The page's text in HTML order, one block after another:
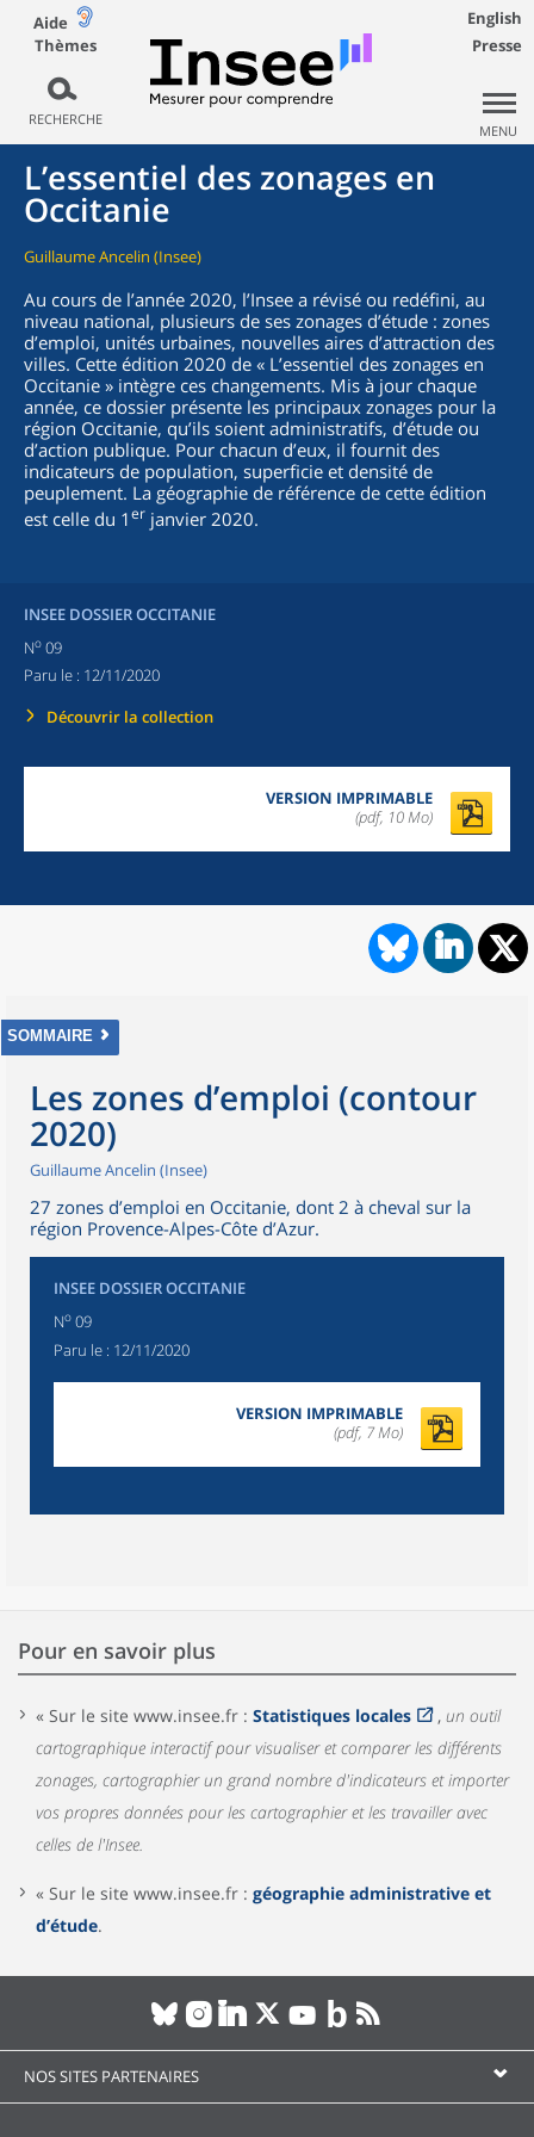
Aide
Thèmes
RECHERCHE
English
Presse
MENU
L’essentiel des zonages en
Occitanie
Guillaume Ancelin (Insee)
Au cours de l’année 2020, l’Insee a révisé ou redéfini, au
niveau national, plusieurs de ses zonages d’étude : zones
d’emploi, unités urbaines, nouvelles aires d’attraction des
villes. Cette édition 2020 de « L’essentiel des zonages en
Occitanie » intègre ces changements. Mis à jour chaque
année, ce dossier présente les principaux zonages pour la
région Occitanie, qu’ils soient administratifs, d’étude ou
d’action publique. Pour chacun d’eux, il fournit des
indicateurs de population, superficie et densité de
peuplement. La géographie de référence de cette édition
est celle du 1er janvier 2020.
INSEE DOSSIER OCCITANIE
No 09
Paru le : 12/11/2020
Découvrir la collection
VERSION IMPRIMABLE
(pdf, 10 Mo)
SOMMAIRE
Les zones d’emploi (contour
2020)
Guillaume Ancelin (Insee)
27 zones d’emploi en Occitanie, dont 2 à cheval sur la
région Provence-Alpes-Côte d’Azur.
INSEE DOSSIER OCCITANIE
No 09
Paru le : 12/11/2020
VERSION IMPRIMABLE
(pdf, 7 Mo)
Pour en savoir plus
« Sur le site www.insee.fr : Statistiques locales , un outil
cartographique interactif pour visualiser et comparer les différents
zonages, cartographier un grand nombre d'indicateurs et importer
vos propres données pour les cartographier et les travailler avec
celles de l'Insee.
« Sur le site www.insee.fr : géographie administrative et
d’étude.
NOS SITES PARTENAIRES